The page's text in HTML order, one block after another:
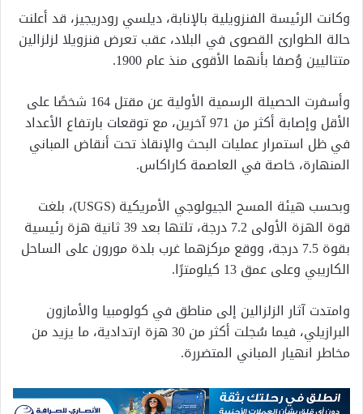
وكانت الرئيسة الفنزويلية بالإنابة، ديلسي رودريجيز، قد أعلنت
حالة الطوارئ القصوى في البلاد، عقب تعرض فنزويلا لزلزالين
متتاليين وُصفا بأنهما الأقوى منذ عام 1900.
وأسفرت الحصيلة الرسمية الأولية عن مقتل 164 شخصًا على
الأقل وإصابة أكثر من 971 آخرين، مع توقعات بارتفاع الأعداد
في ظل استمرار عمليات البحث والإنقاذ تحت أنقاض المباني
المنهارة، خاصة في العاصمة كاراكاس.
وبحسب هيئة المسح الجيولوجي الأمريكية (USGS)، بلغت
قوة الهزة الأولى 7.2 درجة، تلتها بعد 39 ثانية هزة رئيسية
بقوة 7.5 درجة، ووقع مركزهما غرب بلدة مورون على الساحل
الكاريبي وعلى عمق 13 كيلومترًا.
وامتدت آثار الزلزالين إلى مناطق في كولومبيا والأمازون
البرازيلي، فيما سُجلت أكثر من 30 هزة ارتدادية، ما يزيد من
مخاطر انهيار المباني المتضررة.